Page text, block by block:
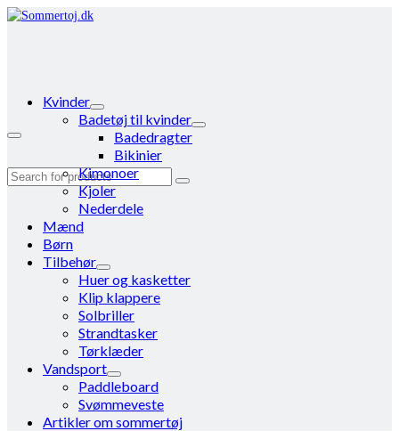
Search
Kvinder
Badetøj til kvinder
Badedragter
Bikinier
Kimonoer
Kjoler
Nederdele
Mænd
Børn
Tilbehør
Huer og kasketter
Klip klappere
Solbriller
Strandtasker
Tørklæder
Vandsport
Paddleboard
Svømmeveste
Artikler om sommertøj